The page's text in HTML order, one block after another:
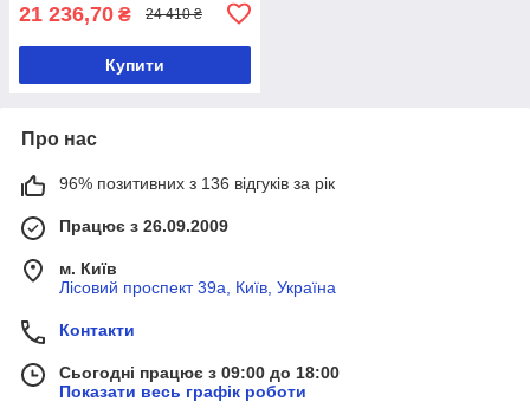
21 236,70 ₴ 24 410 ₴
Купити
Про нас
96% позитивних з 136 відгуків за рік
Працює з 26.09.2009
м. Київ
Лісовий проспект 39а, Київ, Україна
Контакти
Сьогодні працює з 09:00 до 18:00
Показати весь графік роботи